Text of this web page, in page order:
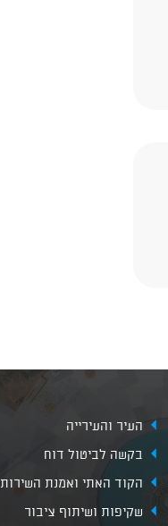
העיר והעירייה
בקשה לביטול דוח
הקוד האתי ואמנת השירות
שקיפות ושיתוף ציבור